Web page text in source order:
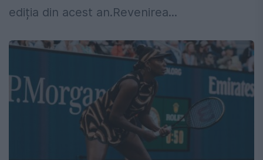
ediția din acest an.Revenirea...